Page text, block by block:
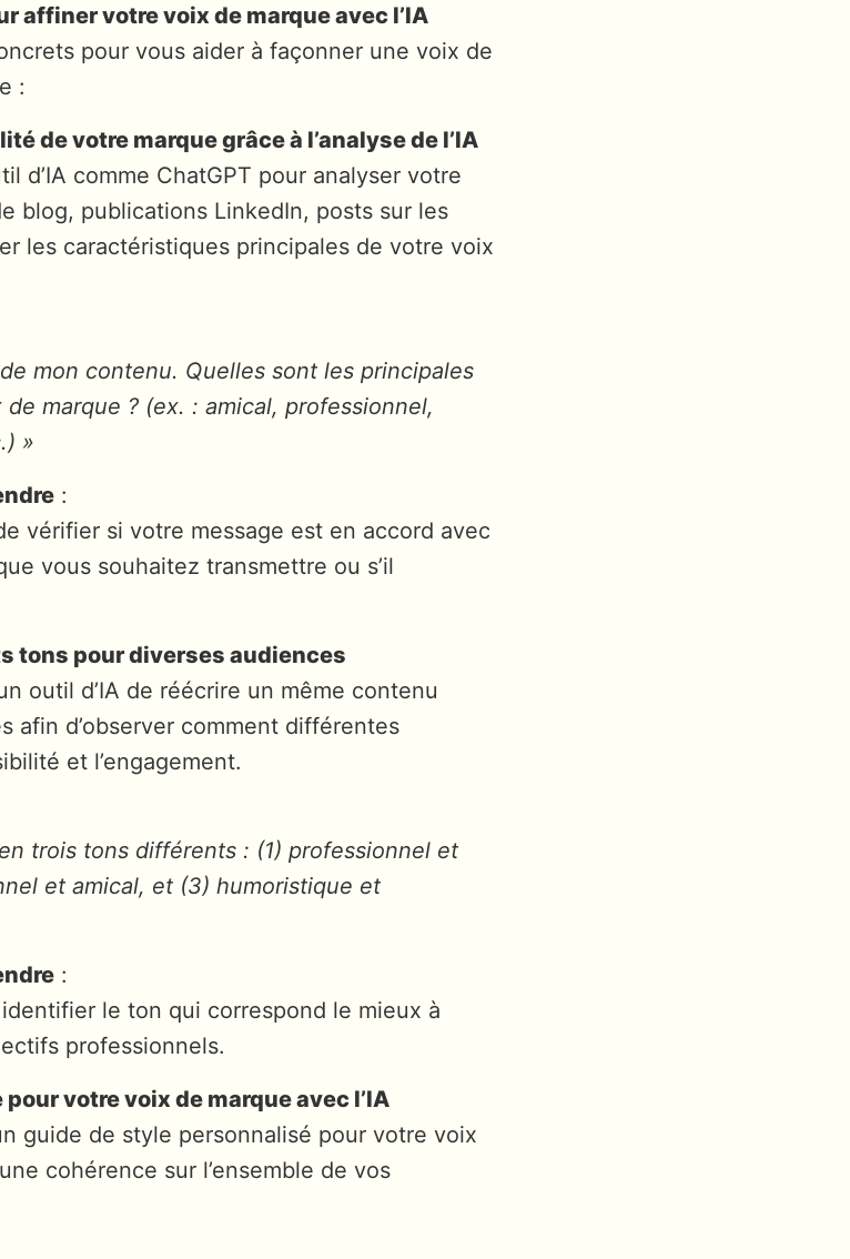
affiner votre voix de marque avec l’IA
pour vous aider à façonner une voix de
:
de votre marque grâce à l’analyse de l’IA
d’IA comme ChatGPT pour analyser votre
blog, publications LinkedIn, posts sur les
les caractéristiques principales de votre voix
mon contenu. Quelles sont les principales
marque ? (ex. : amical, professionnel,
»
:
vérifier si votre message est en accord avec
vous souhaitez transmettre ou s’il
tons pour diverses audiences
outil d’IA de réécrire un même contenu
afin d’observer comment différentes
et l’engagement.
trois tons différents : (1) professionnel et
et amical, et (3) humoristique et
:
le ton qui correspond le mieux à
professionnels.
votre voix de marque avec l’IA
guide de style personnalisé pour votre voix
cohérence sur l’ensemble de vos